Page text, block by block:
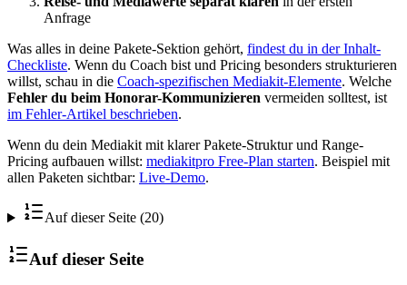
Anfrage
Was alles in deine Pakete-Sektion gehört, findest du in der Inhalt-
Checkliste. Wenn du Coach bist und Pricing besonders strukturieren
willst, schau in die Coach-spezifischen Mediakit-Elemente. Welche
Fehler du beim Honorar-Kommunizieren vermeiden solltest, ist
im Fehler-Artikel beschrieben.
Wenn du dein Mediakit mit klarer Pakete-Struktur und Range-
Pricing aufbauen willst: mediakitpro Free-Plan starten. Beispiel mit
allen Paketen sichtbar: Live-Demo.
Auf dieser Seite (20)
Auf dieser Seite